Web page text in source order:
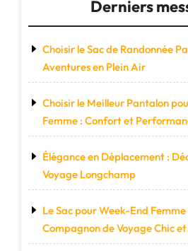
Derniers
Choisir le Sac de Randonnée
Aventures en Plein Air
Choisir le Meilleur Pantalon
Femme : Confort et
Élégance en Déplacement :
Voyage Longchamp
Le Sac pour Week-End
Compagnon de Voyage Chic